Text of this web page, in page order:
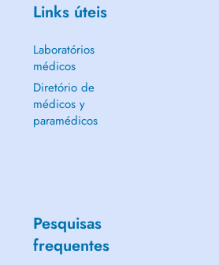
Links úteis
Laboratórios
médicos
Diretório de
médicos y
paramédicos
Pesquisas
frequentes